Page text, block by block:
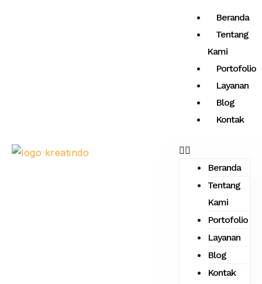
Beranda
Tentang
Kami
Portofolio
Layanan
Blog
Kontak
Menu
Beranda
Tentang
Kami
Portofolio
Layanan
Blog
Kontak